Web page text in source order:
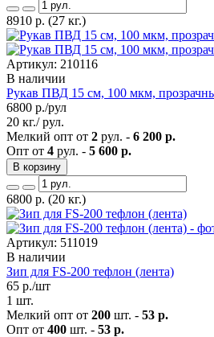
8910 р. (27 кг.)
Артикул: 210116
В наличии
Рукав ПВД 15 см, 100 мкм,
6800 р./рул
20 кг./ рул.
Мелкий опт от 2 рул. - 6 200 р.
Опт от 4 рул. - 5 600 р.
В корзину
6800 р. (20 кг.)
Артикул: 511019
В наличии
Зип для FS-200 тефлон (лента)
65 р./шт
1 шт.
Мелкий опт от 200 шт. - 53 р.
Опт от 400 шт. - 53 р.